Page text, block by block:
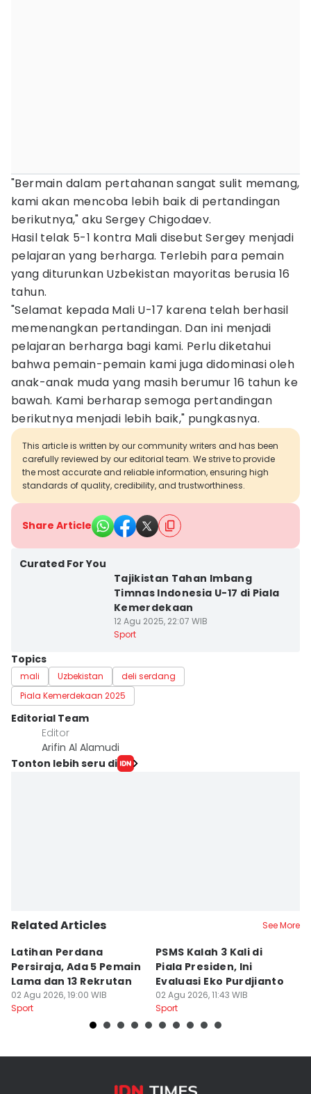
"Bermain dalam pertahanan sangat sulit memang,
kami akan mencoba lebih baik di pertandingan
berikutnya," aku Sergey Chigodaev.
Hasil telak 5-1 kontra Mali disebut Sergey menjadi
pelajaran yang berharga. Terlebih para pemain
yang diturunkan Uzbekistan mayoritas berusia 16
tahun.
"Selamat kepada Mali U-17 karena telah berhasil
memenangkan pertandingan. Dan ini menjadi
pelajaran berharga bagi kami. Perlu diketahui
bahwa pemain-pemain kami juga didominasi oleh
anak-anak muda yang masih berumur 16 tahun ke
bawah. Kami berharap semoga pertandingan
berikutnya menjadi lebih baik," pungkasnya.
This article is written by our community writers and has been
carefully reviewed by our editorial team. We strive to provide
the most accurate and reliable information, ensuring high
standards of quality, credibility, and trustworthiness.
Share Article
Curated For You
Tajikistan Tahan Imbang
Timnas Indonesia U-17 di Piala
Kemerdekaan
12 Agu 2025, 22:07 WIB
Sport
Topics
mali Uzbekistan
deli serdang
Piala Kemerdekaan 2025
Editorial Team
Editor
Arifin Al Alamudi
Tonton lebih seru di
Related Articles See More
Latihan Perdana
Persiraja, Ada 5 Pemain
Lama dan 13 Rekrutan
02 Agu 2026, 19:00 WIB
Sport
PSMS Kalah 3 Kali di
Piala Presiden, Ini
Evaluasi Eko Purdjianto
02 Agu 2026, 11:43 WIB
Sport